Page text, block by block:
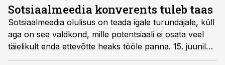
Sotsiaalmeedia konverents tuleb taas
Sotsiaalmeedia olulisus on teada igale turundajale, küll
aga on see valdkond, mille potentsiaali ei osata veel
täielikult enda ettevõtte heaks tööle panna. 15. juunil
astuvad Tallinna Teletornis üles mitmed kogenud